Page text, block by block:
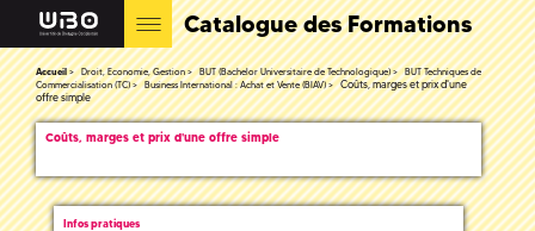
Catalogue des Formations
Accueil Droit, Economie, Gestion BUT (Bachelor Universitaire de Technologique)
BUT Techniques de
Commercialisation (TC)
Business International : Achat et Vente (BIAV)
Coûts, marges et prix d'une
offre simple
Coûts, marges et prix d'une offre simple
Infos pratiques